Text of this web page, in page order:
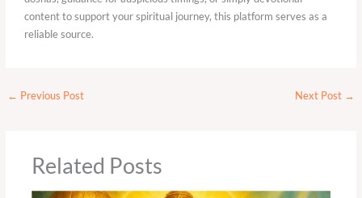
content to support your spiritual journey, this platform serves as a
reliable source.
← Previous Post Next Post →
Related Posts